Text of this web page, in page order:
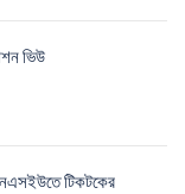
ভিউ
টিকটকের